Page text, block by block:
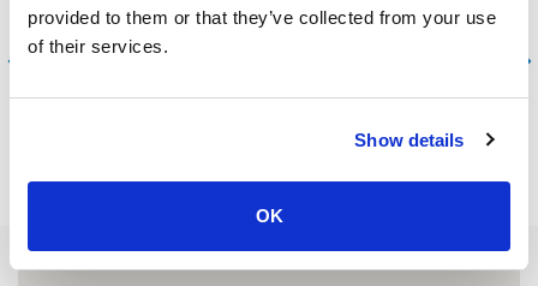
provided to them or that they’ve collected from your use
of their services.
Show details
OK
Кох Пхи Пхи